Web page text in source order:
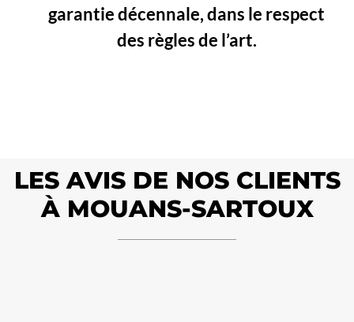
garantie décennale, dans le respect
des règles de l’art.
LES AVIS DE NOS CLIENTS
À MOUANS-SARTOUX